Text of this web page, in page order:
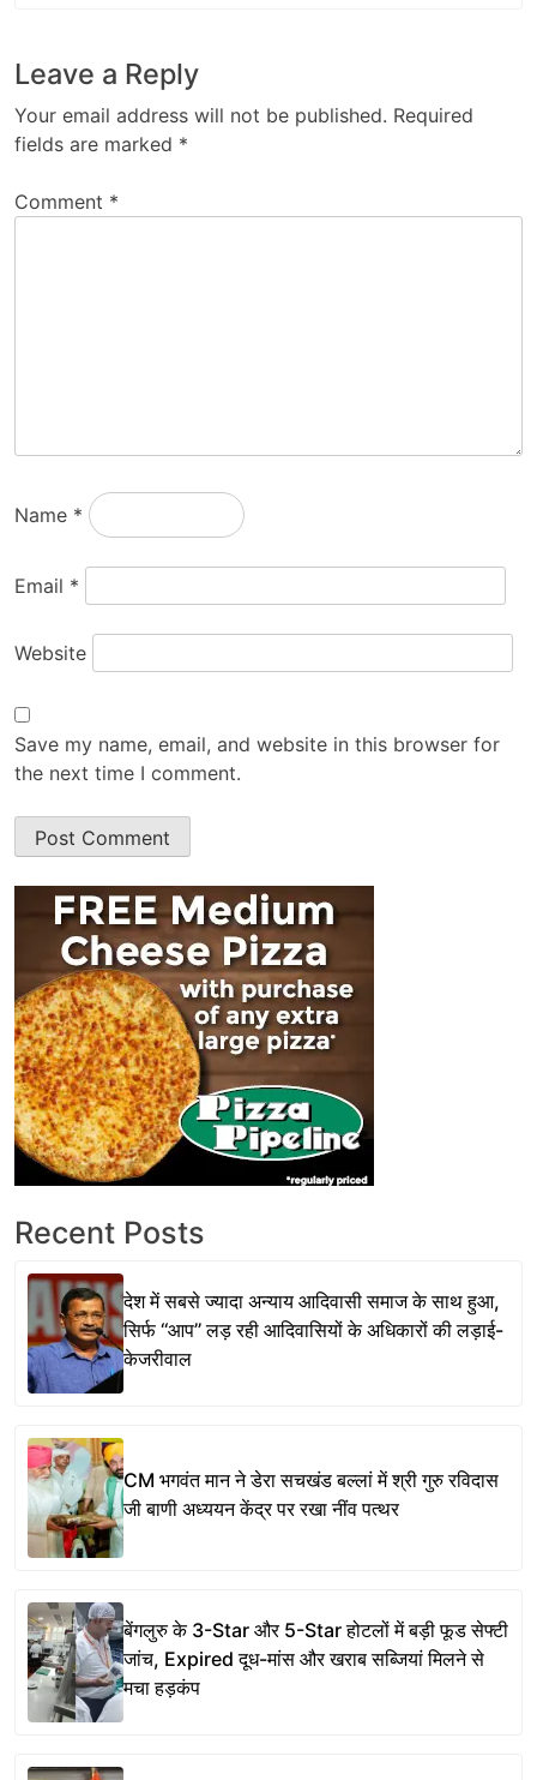
Leave a Reply
Your email address will not be published. Required
fields are marked *
Comment *
Name *
Email *
Website
Save my name, email, and website in this browser for
the next time I comment.
Recent Posts
देश में सबसे ज्यादा अन्याय आदिवासी समाज के साथ हुआ,
सिर्फ ‘‘आप’’ लड़ रही आदिवासियों के अधिकारों की लड़ाई-
केजरीवाल
CM भगवंत मान ने डेरा सचखंड बल्लां में श्री गुरु रविदास
जी बाणी अध्ययन केंद्र पर रखा नींव पत्थर
बेंगलुरु के 3-Star और 5-Star होटलों में बड़ी फूड सेफ्टी
जांच, Expired दूध-मांस और खराब सब्जियां मिलने से
मचा हड़कंप